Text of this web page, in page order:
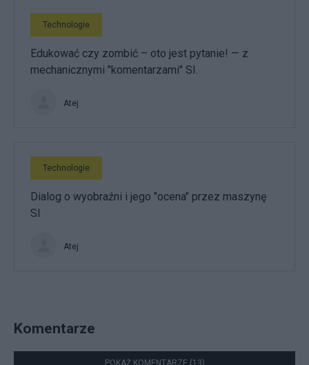
Technologie
Edukować czy zombić – oto jest pytanie! — z
mechanicznymi "komentarzami" SI.
Atej
Technologie
Dialog o wyobraźni i jego "ocena" przez maszynę
SI
Atej
Komentarze
POKAŻ KOMENTARZE (13)